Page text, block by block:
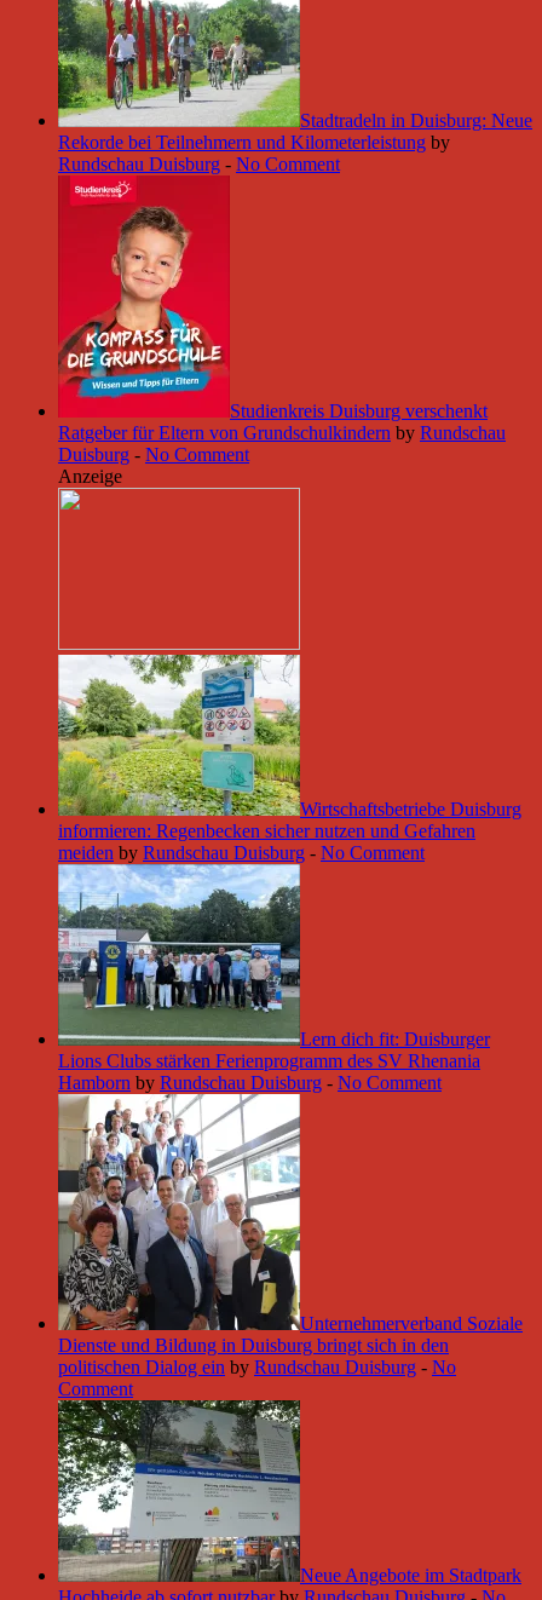
Stadtradeln in Duisburg: Neue
Rekorde bei Teilnehmern und Kilometerleistung by
Rundschau Duisburg - No Comment
Studienkreis Duisburg verschenkt
Ratgeber für Eltern von Grundschulkindern by Rundschau
Duisburg - No Comment
Anzeige
Wirtschaftsbetriebe Duisburg
informieren: Regenbecken sicher nutzen und Gefahren
meiden by Rundschau Duisburg - No Comment
Lern dich fit: Duisburger
Lions Clubs stärken Ferienprogramm des SV Rhenania
Hamborn by Rundschau Duisburg - No Comment
Unternehmerverband Soziale
Dienste und Bildung in Duisburg bringt sich in den
politischen Dialog ein by Rundschau Duisburg - No
Comment
Neue Angebote im Stadtpark